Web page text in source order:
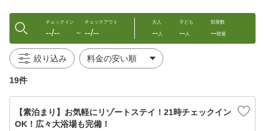
チェックイン
--/-- 〜
チェックアウト
--/--
大人
--人
子ども
--人
部屋数
--部屋
絞り込み
19件
【素泊まり】お気軽にリゾートステイ！21時チェックイン
OK！広々大浴場も完備！